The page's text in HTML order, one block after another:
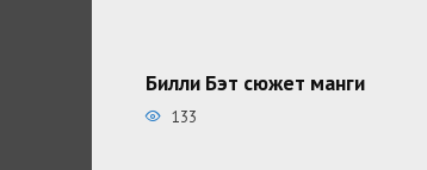
Билли Бэт сюжет манги
133